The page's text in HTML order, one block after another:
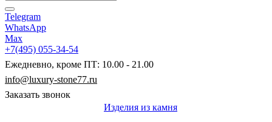
Telegram
WhatsApp
Max
+7(495) 055-34-54
Ежедневно, кроме ПТ: 10.00 - 21.00
info@luxury-stone77.ru
Заказать звонок
Изделия из камня